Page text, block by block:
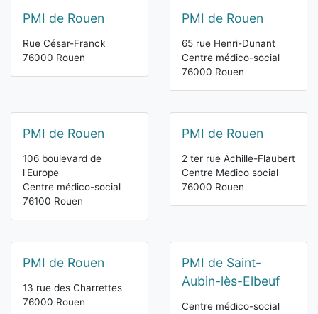
PMI de Rouen
Rue César-Franck
76000 Rouen
PMI de Rouen
65 rue Henri-Dunant
Centre médico-social
76000 Rouen
PMI de Rouen
106 boulevard de
l'Europe
Centre médico-social
76100 Rouen
PMI de Rouen
2 ter rue Achille-Flaubert
Centre Medico social
76000 Rouen
PMI de Rouen
13 rue des Charrettes
76000 Rouen
PMI de Saint-
Aubin-lès-Elbeuf
Centre médico-social